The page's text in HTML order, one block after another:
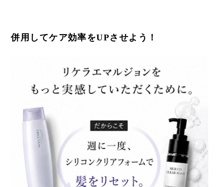
併用してケア効率をUPさせよう！